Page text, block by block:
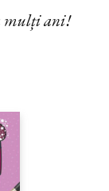
mulți ani!